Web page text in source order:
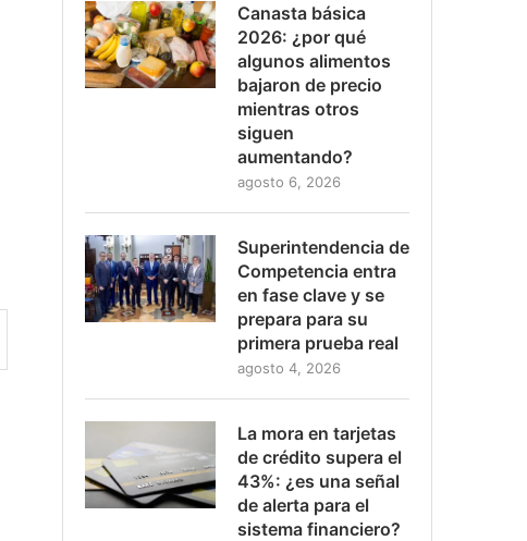
Canasta básica
2026: ¿por qué
algunos alimentos
bajaron de precio
mientras otros
siguen
aumentando?
agosto 6, 2026
Superintendencia de
Competencia entra
en fase clave y se
prepara para su
primera prueba real
agosto 4, 2026
La mora en tarjetas
de crédito supera el
43%: ¿es una señal
de alerta para el
sistema financiero?